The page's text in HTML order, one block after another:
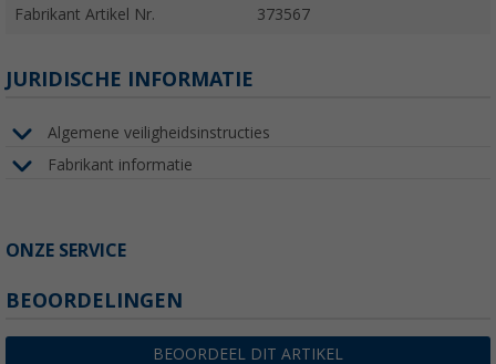
Fabrikant Artikel Nr. 373567
JURIDISCHE INFORMATIE
Algemene veiligheidsinstructies
Fabrikant informatie
ONZE SERVICE
BEOORDELINGEN
BEOORDEEL DIT ARTIKEL